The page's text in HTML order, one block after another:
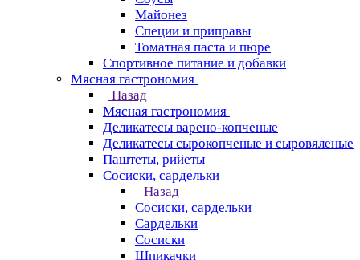
Майонез
Специи и приправы
Томатная паста и пюре
Спортивное питание и добавки
Мясная гастрономия
Назад
Мясная гастрономия
Деликатесы варено-копченые
Деликатесы сырокопченые и сыровяленые
Паштеты, рийеты
Сосиски, сардельки
Назад
Сосиски, сардельки
Сардельки
Сосиски
Шпикачки